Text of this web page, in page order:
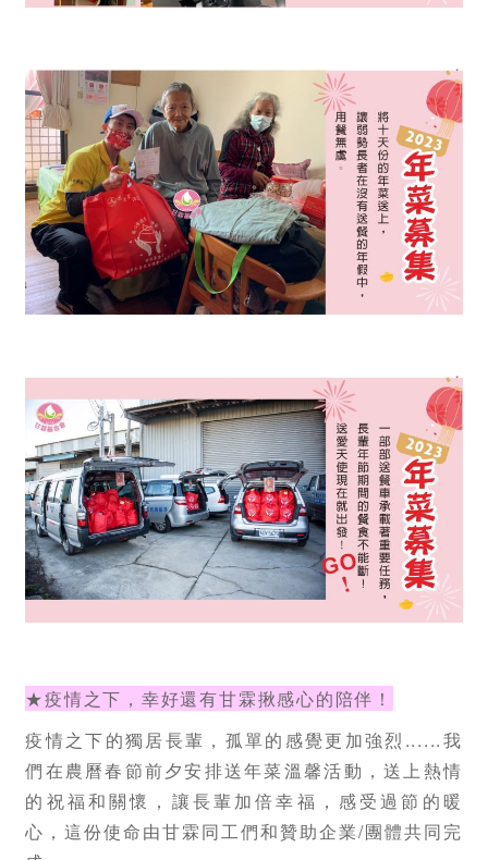
★疫情之下，幸好還有甘霖揪感心的陪伴！
疫情之下的獨居長輩，孤單的感覺更加強烈......我
們在農曆春節前夕安排送年菜溫馨活動，送上熱情
的祝福和關懷，讓長輩加倍幸福，感受過節的暖
心，這份使命由甘霖同工們和贊助企業/團體共同完